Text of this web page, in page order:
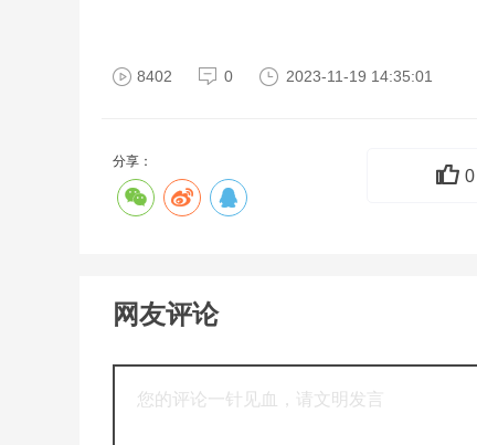
8402 0 2023-11-19 14:35:01
分享：
0
网友评论